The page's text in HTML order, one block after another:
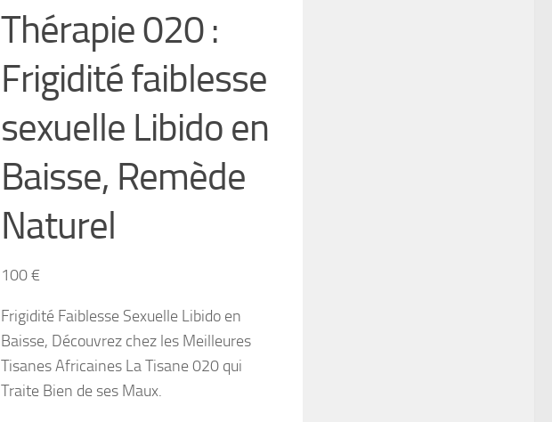
Thérapie 020 :
Frigidité faiblesse
sexuelle Libido en
Baisse, Remède
Naturel
100€
Frigidité Faiblesse Sexuelle Libido en
Baisse, Découvrez chez les Meilleures
Tisanes Africaines La Tisane 020 qui
Traite Bien de ses Maux.